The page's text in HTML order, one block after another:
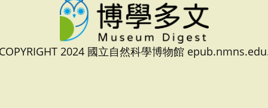
2024 國立自然科學博物館